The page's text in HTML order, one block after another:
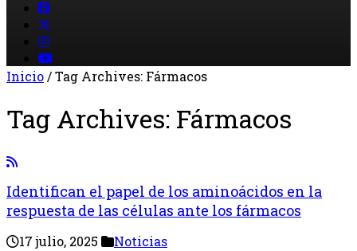
Inicio/Tag Archives: Fármacos
Tag Archives: Fármacos
Identifican el papel de los aminoácidos en la
respuesta de las células ante los fármacos
17 julio, 2025 Noticias